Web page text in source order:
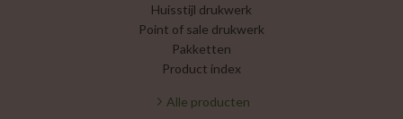
Huisstijl drukwerk
Point of sale drukwerk
Pakketten
Product index
Alle producten